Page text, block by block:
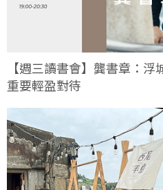
【週三讀書會】龔書章：
重要輕盈對待